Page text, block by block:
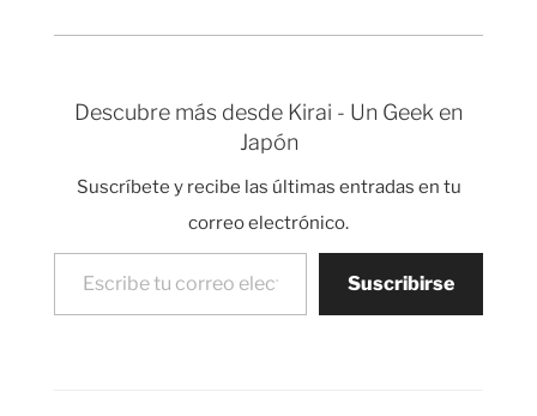
Tokyo Autopistas
bestia. La web está
país, una de las…
Descubre más desde Kirai - Un Geek en
Japón
Suscríbete y recibe las últimas entradas en tu
correo electrónico.
Escribe tu correo electrónico…
Suscribirse